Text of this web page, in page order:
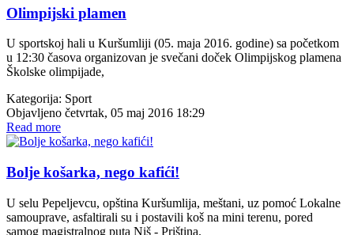
Olimpijski plamen
U sportskoj hali u Kuršumliji (05. maja 2016. godine) sa početkom
u 12:30 časova organizovan je svečani doček Olimpijskog plamena
Školske olimpijade,
Kategorija: Sport
Objavljeno četvrtak, 05 maj 2016 18:29
Read more
Bolje košarka, nego kafići!
U selu Pepeljevcu, opština Kuršumlija, meštani, uz pomoć Lokalne
samouprave, asfaltirali su i postavili koš na mini terenu, pored
samog magistralnog puta Niš - Priština.